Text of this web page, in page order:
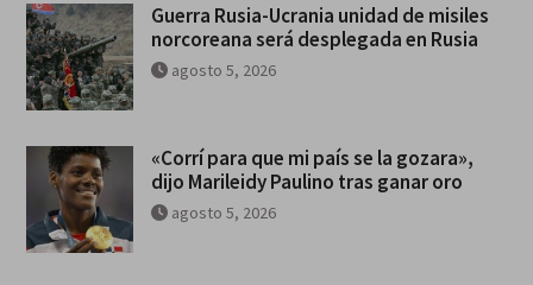
Guerra Rusia-Ucrania unidad de misiles
norcoreana será desplegada en Rusia
agosto 5, 2026
«Corrí para que mi país se la gozara»,
dijo Marileidy Paulino tras ganar oro
agosto 5, 2026